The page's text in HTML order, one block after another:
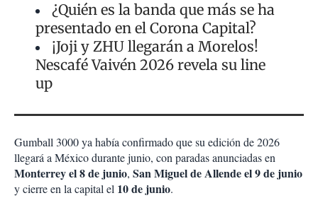
¿Quién es la banda que más se ha
presentado en el Corona Capital?
¡Joji y ZHU llegarán a Morelos!
Nescafé Vaivén 2026 revela su line
up
Gumball 3000 ya había confirmado que su edición de 2026
llegará a México durante junio, con paradas anunciadas en
Monterrey el 8 de junio, San Miguel de Allende el 9 de junio
y cierre en la capital el 10 de junio.